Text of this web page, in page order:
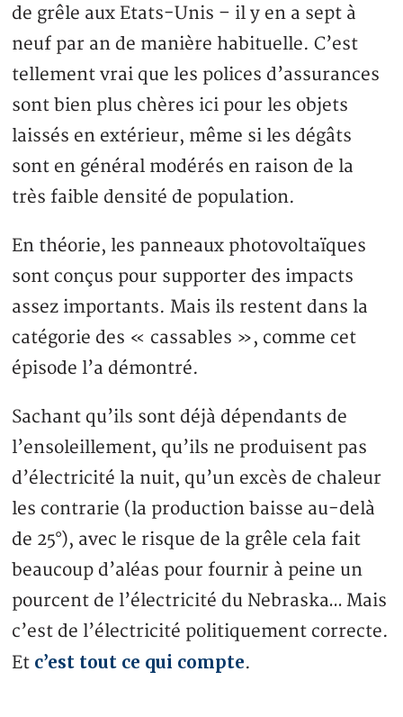
de grêle aux Etats-Unis – il y en a sept à
neuf par an de manière habituelle. C’est
tellement vrai que les polices d’assurances
sont bien plus chères ici pour les objets
laissés en extérieur, même si les dégâts
sont en général modérés en raison de la
très faible densité de population.
En théorie, les panneaux photovoltaïques
sont conçus pour supporter des impacts
assez importants. Mais ils restent dans la
catégorie des « cassables », comme cet
épisode l’a démontré.
Sachant qu’ils sont déjà dépendants de
l’ensoleillement, qu’ils ne produisent pas
d’électricité la nuit, qu’un excès de chaleur
les contrarie (la production baisse au-delà
de 25°), avec le risque de la grêle cela fait
beaucoup d’aléas pour fournir à peine un
pourcent de l’électricité du Nebraska… Mais
c’est de l’électricité politiquement correcte.
Et c’est tout ce qui compte.